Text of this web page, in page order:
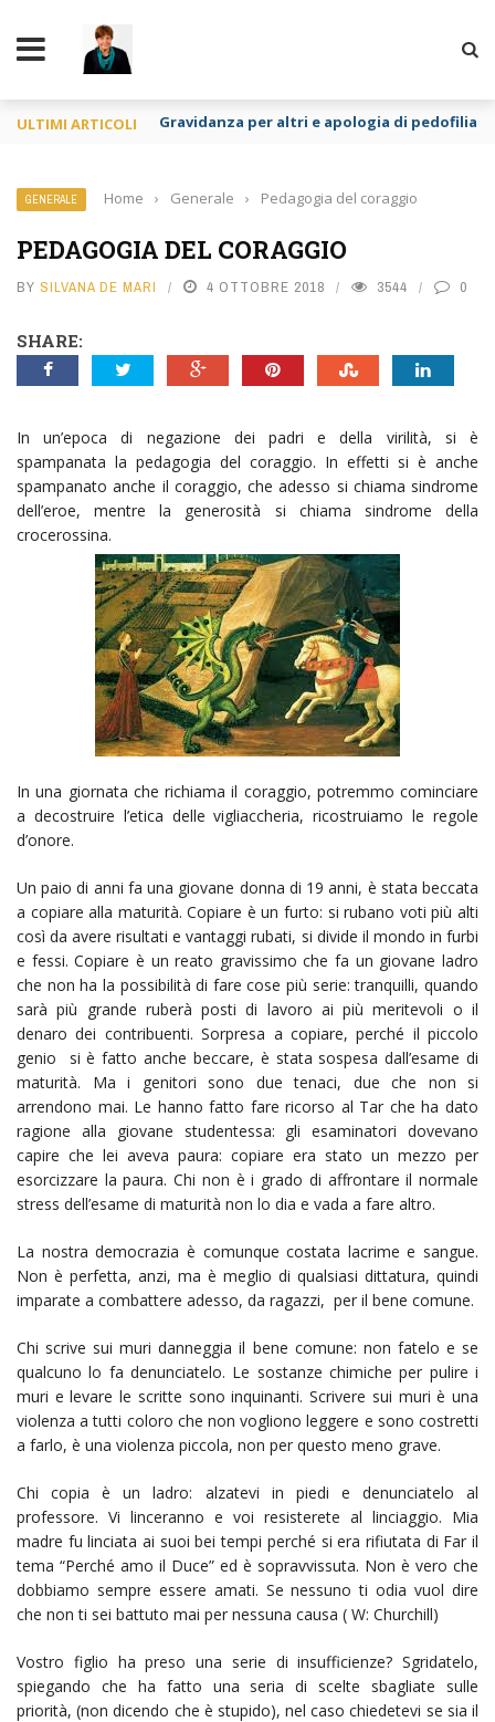
ULTIMI ARTICOLI Gravidanza per altri e apologia di pedofilia
GENERALE Home › Generale › Pedagogia del coraggio
PEDAGOGIA DEL CORAGGIO
BY SILVANA DE MARI 4 OTTOBRE 2018 3544 0
SHARE:
In un’epoca di negazione dei padri e della virilità, si è
spampanata la pedagogia del coraggio. In effetti si è anche
spampanato anche il coraggio, che adesso si chiama sindrome
dell’eroe, mentre la generosità si chiama sindrome della
crocerossina.
In una giornata che richiama il coraggio, potremmo cominciare
a decostruire l’etica delle vigliaccheria, ricostruiamo le regole
d’onore.
Un paio di anni fa una giovane donna di 19 anni, è stata beccata
a copiare alla maturità. Copiare è un furto: si rubano voti più alti
così da avere risultati e vantaggi rubati, si divide il mondo in furbi
e fessi. Copiare è un reato gravissimo che fa un giovane ladro
che non ha la possibilità di fare cose più serie: tranquilli, quando
sarà più grande ruberà posti di lavoro ai più meritevoli o il
denaro dei contribuenti. Sorpresa a copiare, perché il piccolo
genio si è fatto anche beccare, è stata sospesa dall’esame di
maturità. Ma i genitori sono due tenaci, due che non si
arrendono mai. Le hanno fatto fare ricorso al Tar che ha dato
ragione alla giovane studentessa: gli esaminatori dovevano
capire che lei aveva paura: copiare era stato un mezzo per
esorcizzare la paura. Chi non è i grado di affrontare il normale
stress dell’esame di maturità non lo dia e vada a fare altro.
La nostra democrazia è comunque costata lacrime e sangue.
Non è perfetta, anzi, ma è meglio di qualsiasi dittatura, quindi
imparate a combattere adesso, da ragazzi, per il bene comune.
Chi scrive sui muri danneggia il bene comune: non fatelo e se
qualcuno lo fa denunciatelo. Le sostanze chimiche per pulire i
muri e levare le scritte sono inquinanti. Scrivere sui muri è una
violenza a tutti coloro che non vogliono leggere e sono costretti
a farlo, è una violenza piccola, non per questo meno grave.
Chi copia è un ladro: alzatevi in piedi e denunciatelo al
professore. Vi linceranno e voi resisterete al linciaggio. Mia
madre fu linciata ai suoi bei tempi perché si era rifiutata di Far il
tema “Perché amo il Duce” ed è sopravvissuta. Non è vero che
dobbiamo sempre essere amati. Se nessuno ti odia vuol dire
che non ti sei battuto mai per nessuna causa ( W: Churchill)
Vostro figlio ha preso una serie di insufficienze? Sgridatelo,
spiegando che ha fatto una seria di scelte sbagliate sulle
priorità, (non dicendo che è stupido), nel caso chiedetevi se sia il